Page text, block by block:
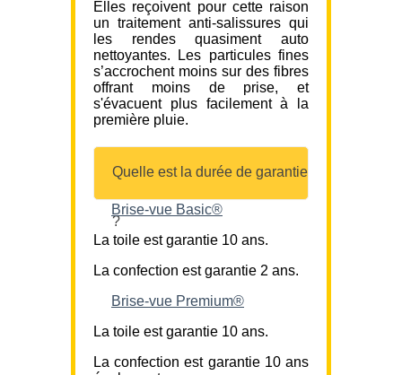
Elles reçoivent pour cette raison
un traitement anti-salissures qui
les rendes quasiment auto
nettoyantes. Les particules fines
s’accrochent moins sur des fibres
offrant moins de prise, et
s'évacuent plus facilement à la
première pluie.
Quelle est la durée de garantie
?
Brise-vue Basic®
La toile est garantie 10 ans.
La confection est garantie 2 ans.
Brise-vue Premium®
La toile est garantie 10 ans.
La confection est garantie 10 ans